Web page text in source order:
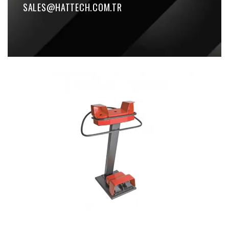
SALES@HATTECH.COM.TR